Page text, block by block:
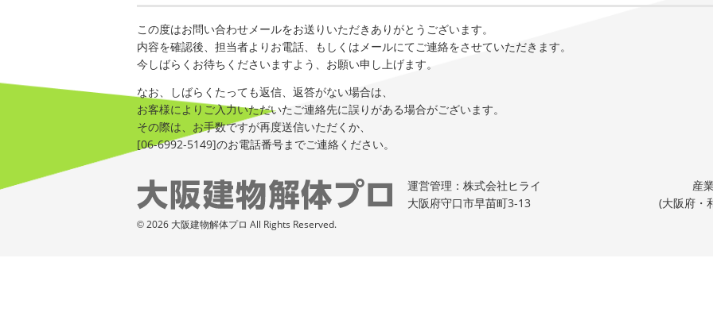
この度はお問い合わせメールをお送りいただきありがとうございます。
内容を確認後、担当者よりお電話、もしくはメールにてご連絡をさせていただきます。
今しばらくお待ちくださいますよう、お願い申し上げます。
なお、しばらくたっても返信、返答がない場合は、
お客様によりご入力いただいたご連絡先に誤りがある場合がございます。
その際は、お手数ですが再度送信いただくか、
[06-6992-5149]のお電話番号までご連絡ください。
運営管理：株式会社ヒライ
大阪府守口市早苗町3-13
産
(大阪府・
© 2026 大阪建物解体プロ All Rights Reserved.